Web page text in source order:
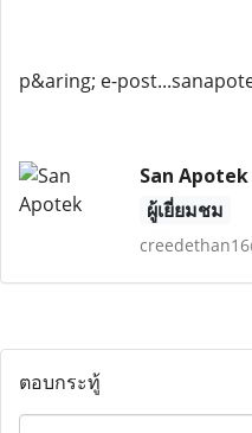
p&aring; e-
San Apotek
ผู้เยี่ยมชม
ตอบกระทู้